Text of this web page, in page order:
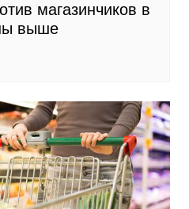
магазинчиков в
выше